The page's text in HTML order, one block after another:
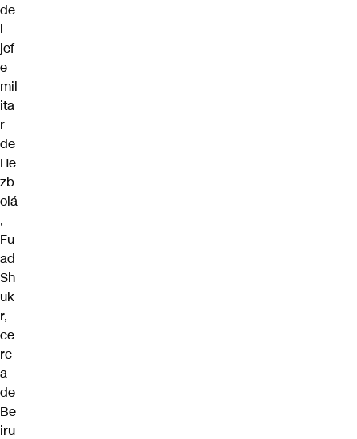
de
l
jef
e
mil
ita
r
de
He
zb
olá
,
Fu
ad
Sh
uk
r,
ce
rc
a
de
Be
iru